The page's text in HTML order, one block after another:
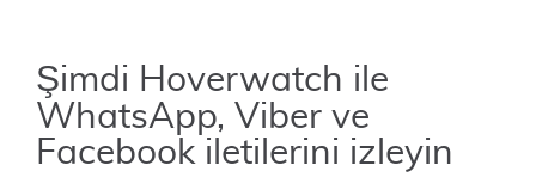
Şimdi Hoverwatch ile
WhatsApp, Viber ve
Facebook iletilerini izleyin